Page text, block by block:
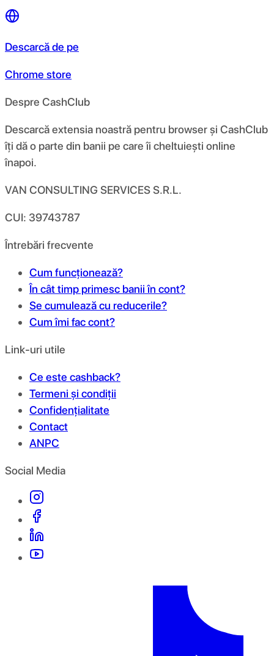
Descarcă de pe
Chrome store
Despre CashClub
Descarcă extensia noastră pentru browser și CashClub
îți dă o parte din banii pe care îi cheltuiești online
înapoi.
VAN CONSULTING SERVICES S.R.L.
CUI: 39743787
Întrebări frecvente
Cum funcționează?
În cât timp primesc banii în cont?
Se cumulează cu reducerile?
Cum îmi fac cont?
Link-uri utile
Ce este cashback?
Termeni și condiții
Confidențialitate
Contact
ANPC
Social Media